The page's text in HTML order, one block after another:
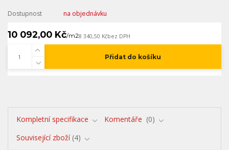
Dostupnost na objednávku
10 092,00 Kč/m28 340,50 Kčbez DPH
Přidat do košíku
Kompletní specifikace Komentáře
0
Související zboží 4